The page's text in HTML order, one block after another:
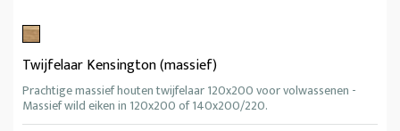
Twijfelaar Kensington (massief)
Prachtige massief houten twijfelaar 120x200 voor volwassenen -
Massief wild eiken in 120x200 of 140x200/220.